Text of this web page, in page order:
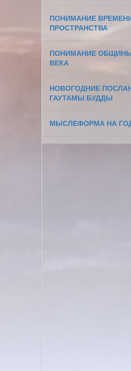
ПОНИМАНИЕ
ПРОСТРАНСТВА
ПОНИМАНИЕ
ВЕКА
НОВОГОДНИЕ
ГАУТАМЫ БУДДЫ
МЫСЛЕФОРМА НА